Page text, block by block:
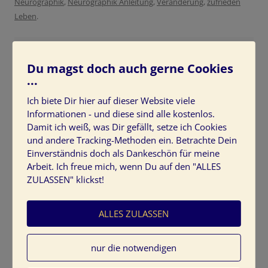
Leben.
Ist Ihr Kleiderschrank zu voll?
Schreibe eine Antwort
Marie Kondo „Magic Clearing“Wie richtiges Aufräumen
ihr Leben verändert
Dieser Bestseller aus Japan wurde mir empfohlen und
beleuchtet sie die asiatische Sicht des Aufräumens.
Vielleicht bekomme ich einen neuen Einblick ins Ordnen
und Sortieren?
Du magst doch auch gerne Cookies
...
Ich biete Dir hier auf dieser Website viele
Informationen - und diese sind alle kostenlos.
Damit ich weiß, was Dir gefällt, setze ich Cookies
und andere Tracking-Methoden ein. Betrachte Dein
Einverständnis doch als Dankeschön für meine
Arbeit. Ich freue mich, wenn Du auf den "ALLES
ZULASSEN" klickst!
ALLES ZULASSEN
nur die notwendigen